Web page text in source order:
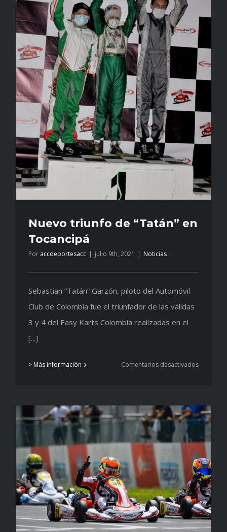
Nuevo triunfo de “Tatán” en
Tocancipá
Por accdeportesacc | julio 9th, 2021 | Noticias
Sebastian “Tatán” Garzón, piloto del Automóvil
Club de Colombia fue el triunfador de las válidas
3 y 4 del Easy Karts Colombia realizadas en el
[...]
> Más información Comentarios desactivadosen
“Tatán”
en